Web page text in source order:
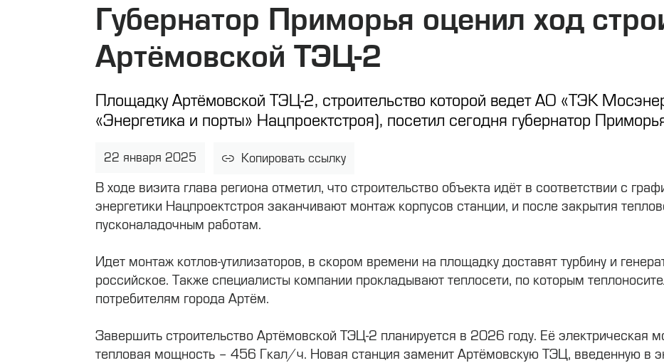
Губернатор Приморья оценил ход
Артёмовской ТЭЦ-2
Площадку Артёмовской ТЭЦ-2, строительство которой ведет АО «ТЭК
«Энергетика и порты» Нацпроектстроя), посетил сегодня губернатор
22 января 2025 Копировать ссылку
В ходе визита глава региона отметил, что строительство объекта идёт в соответствии с
энергетики Нацпроектстроя заканчивают монтаж корпусов станции, и после закрытия
пусконаладочным работам.
Идет монтаж котлов-утилизаторов, в скором времени на площадку доставят турбину и
российское. Также специалисты компании прокладывают теплосети, по которым
потребителям города Артём.
Завершить строительство Артёмовской ТЭЦ-2 планируется в 2026 году. Её электрическая
тепловая мощность – 456 Гкал/ч. Новая станция заменит Артёмовскую ТЭЦ, введенную в